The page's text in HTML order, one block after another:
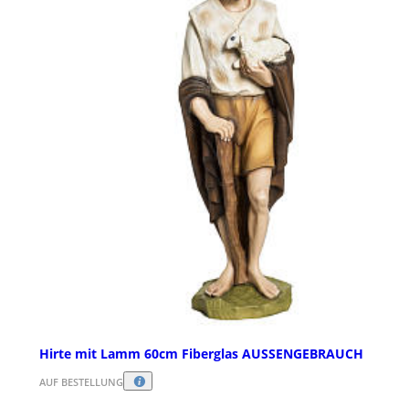
Hirte mit Lamm 60cm Fiberglas AUSSENGEBRAUCH
AUF BESTELLUNG